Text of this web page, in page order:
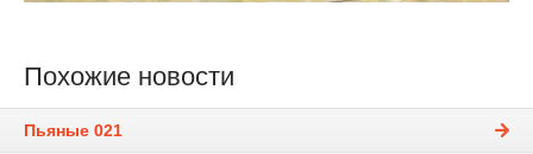
Похожие новости
Пьяные 021